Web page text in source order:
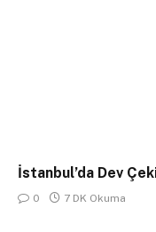
İstanbul’da Dev
0 7 DK Okuma